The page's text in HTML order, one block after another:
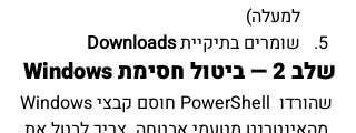
למעלה)
שומרים בתיקיית Downloads
שלב 2 — ביטול חסימת Windows
Windows חוסם קבצי PowerShell שהורדו